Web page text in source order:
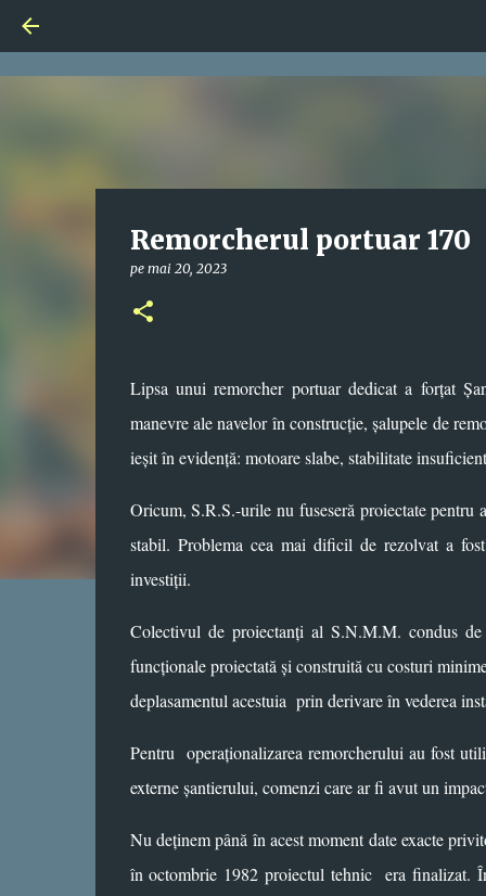
Remorcherul portuar 170
pe mai 20, 2023
Lipsa unui remorcher portuar dedicat a forțat
manevre ale navelor în construcție, șalupele de
ieșit în evidență: motoare slabe, stabilitate
Oricum, S.R.S.-urile nu fuseseră proiectate
stabil. Problema cea mai dificil de rezolvat a
investiții.
Colectivul de proiectanți al S.N.M.M. condus
funcționale proiectată și construită cu costuri
deplasamentul acestuia prin derivare în vederea
Pentru operaționalizarea remorcherului au fost
externe șantierului, comenzi care ar fi avut un
Nu deținem până în acest moment date exacte
în octombrie 1982 proiectul tehnic era finalizat.